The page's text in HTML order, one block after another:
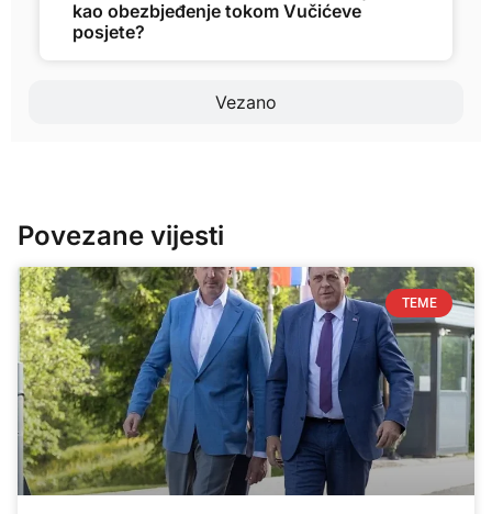
Vezano
kao obezbjeđenje tokom Vučićeve
posjete?
Povezane vijesti
TEME